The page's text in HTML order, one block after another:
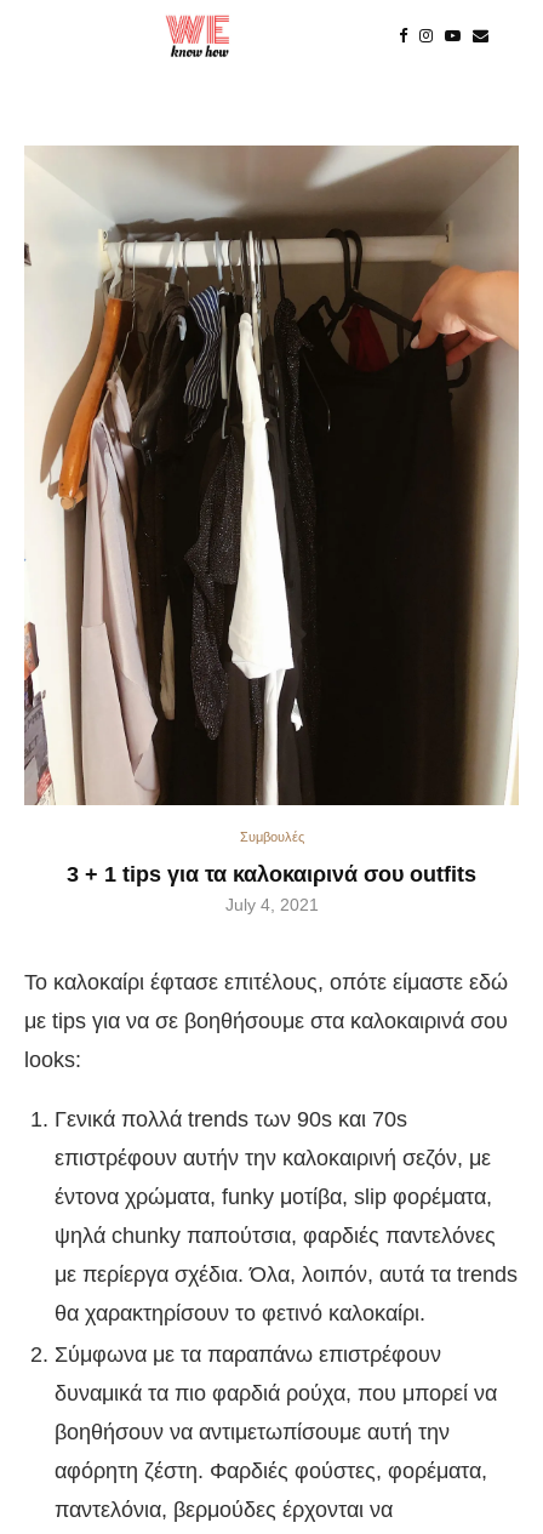
Συμβουλές
3 + 1 tips για τα καλοκαιρινά σου outfits
July 4, 2021
Το καλοκαίρι έφτασε επιτέλους, οπότε είμαστε εδώ
με tips για να σε βοηθήσουμε στα καλοκαιρινά σου
looks:
Γενικά πολλά trends των 90s και 70s
επιστρέφουν αυτήν την καλοκαιρινή σεζόν, με
έντονα χρώματα, funky μοτίβα, slip φορέματα,
ψηλά chunky παπούτσια, φαρδιές παντελόνες
με περίεργα σχέδια. Όλα, λοιπόν, αυτά τα trends
θα χαρακτηρίσουν το φετινό καλοκαίρι.
Σύμφωνα με τα παραπάνω επιστρέφουν
δυναμικά τα πιο φαρδιά ρούχα, που μπορεί να
βοηθήσουν να αντιμετωπίσουμε αυτή την
αφόρητη ζέστη. Φαρδιές φούστες, φορέματα,
παντελόνια, βερμούδες έρχονται να